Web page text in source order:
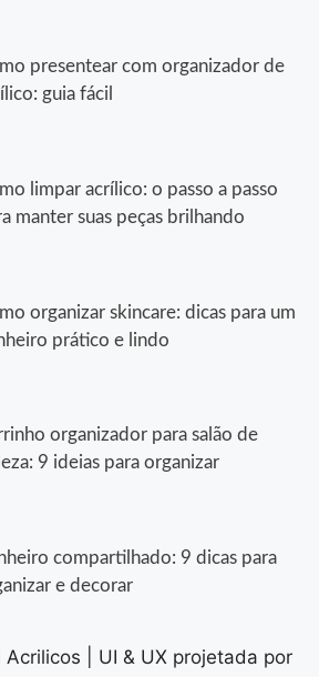
presentear com organizador de
guia fácil
limpar acrílico: o passo a passo
manter suas peças brilhando
organizar skincare: dicas para um
prático e lindo
organizador para salão de
9 ideias para organizar
compartilhado: 9 dicas para
e decorar
| UI & UX projetada por